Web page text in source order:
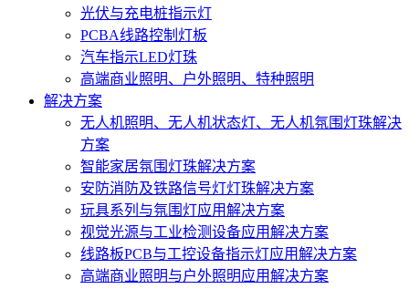
光伏与充电桩指示灯
PCBA线路控制灯板
汽车指示LED灯珠
高端商业照明、户外照明、特种照明
解决方案
无人机照明、无人机状态灯、无人机氛围灯珠解决
方案
智能家居氛围灯珠解决方案
安防消防及铁路信号灯灯珠解决方案
玩具系列与氛围灯应用解决方案
视觉光源与工业检测设备应用解决方案
线路板PCB与工控设备指示灯应用解决方案
高端商业照明与户外照明应用解决方案